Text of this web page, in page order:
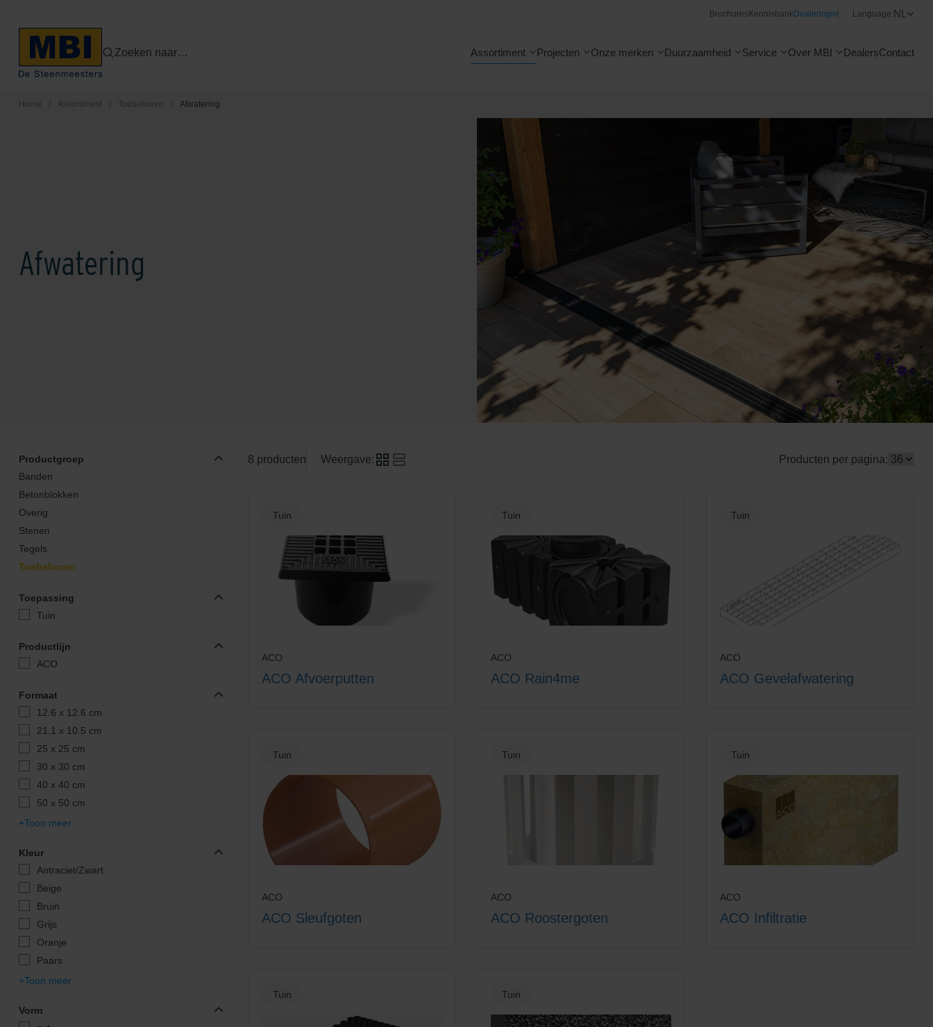
Brochures KennisbankDealerlogin Language:NL
Zoeken naar… Assortiment Projecten Onze merken Duurzaamheid Service Over MBI DealersContact
Home / Assortiment / Toebehoren / Afwatering
Afwatering
Productgroep
Banden
Betonblokken
Overig
Stenen
Tegels
Toebehoren
Toepassing
Tuin
Productlijn
ACO
Formaat
12.6 x 12.6 cm
21.1 x 10.5 cm
25 x 25 cm
30 x 30 cm
40 x 40 cm
50 x 50 cm
Toon meer
Kleur
Antraciet/Zwart
Beige
Bruin
Grijs
Oranje
Paars
Toon meer
Vorm
8 producten Weergave: Producten per pagina:
Tuin
ACO
ACO Afvoerputten
Tuin
ACO
ACO Rain4me
Tuin
ACO
ACO Gevelafwatering
Tuin
ACO
ACO Sleufgoten
Tuin
ACO
ACO Roostergoten
Tuin
ACO
ACO Infiltratie
Tuin Tuin